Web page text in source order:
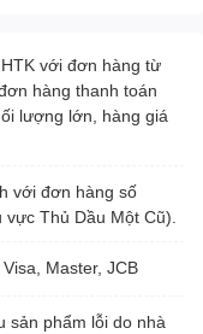
với đơn hàng từ
hàng thanh toán
lượng lớn, hàng giá
với đơn hàng số
Thủ Dầu Một Cũ).
Master, JCB
sản phẩm lỗi do nhà